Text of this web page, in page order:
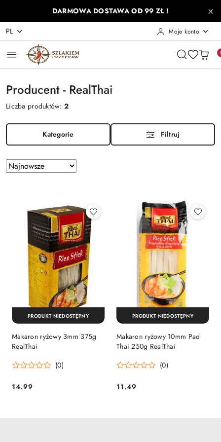
Przejdź do treści głównej
Przejdź do wyszukiwarki
Przejdź do moje konto
Przejdź do menu głównego
Przejdź do stopkiDARMOWA DOSTAWA OD 99 ZŁ !
PL Moje konto
Producent - RealThai
Liczba produktów:2
Kategorie Filtruj
Zastosowano
sortowanie:
Sortuj
według
Makaron ryżowy 3mm 375g
RealThai
(0)
Cena:
14.99
PRODUKT NIEDOSTĘPNY
Makaron ryżowy 10mm Pad
Thai 250g RealThai
(0)
Cena:
11.49
PRODUKT NIEDOSTĘPNY